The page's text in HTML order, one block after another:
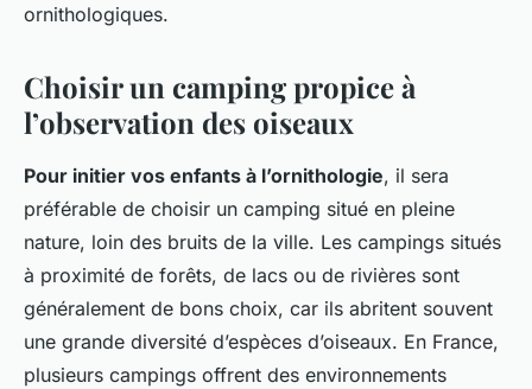
ornithologiques.
Choisir un camping propice à
l’observation des oiseaux
Pour initier vos enfants à l’ornithologie, il sera
préférable de choisir un camping situé en pleine
nature, loin des bruits de la ville. Les campings situés
à proximité de forêts, de lacs ou de rivières sont
généralement de bons choix, car ils abritent souvent
une grande diversité d’espèces d’oiseaux. En France,
plusieurs campings offrent des environnements